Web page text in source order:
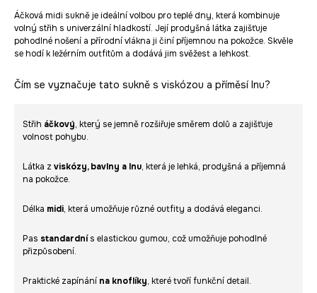
Áčková midi sukně je ideální volbou pro teplé dny, která kombinuje
volný střih s univerzální hladkostí. Její prodyšná látka zajišťuje
pohodlné nošení a přírodní vlákna ji činí příjemnou na pokožce. Skvěle
se hodí k ležérním outfitům a dodává jim svěžest a lehkost.
Čím se vyznačuje tato sukně s viskózou a příměsí lnu?
Střih áčkový, který se jemně rozšiřuje směrem dolů a zajišťuje
volnost pohybu.
Látka z viskózy, bavlny a lnu, která je lehká, prodyšná a příjemná
na pokožce.
Délka midi, která umožňuje různé outfity a dodává eleganci.
Pas standardnís elastickou gumou, což umožňuje pohodlné
přizpůsobení.
Praktické zapínání na knoflíky, které tvoří funkční detail.